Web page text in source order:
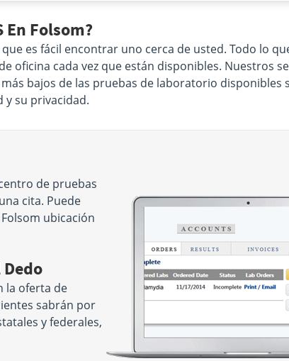
En Folsom?
es fácil encontrar uno cerca de usted. Todo lo
oficina cada vez que están disponibles. Nuestros
bajos de las pruebas de laboratorio disponibles
y su privacidad.
de pruebas
cita. Puede
ubicación
la oferta de
sabrán por
y federales,